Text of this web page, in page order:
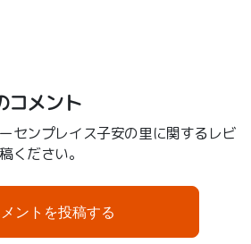
コメント
センプレイス子安の里に関するレビ
ください。
ントを投稿する